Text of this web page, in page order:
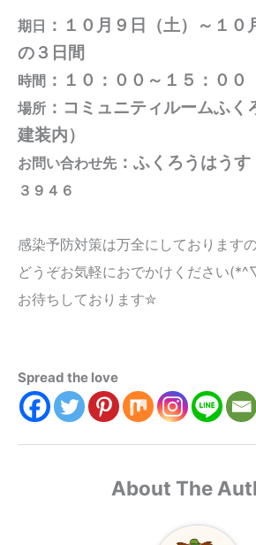
期日 ：１０月９日（土）～１０
の３日間
時間 ：１０：００～１５：００
場所 ：コミュニティルームふく
建装内）
お問い合わせ先 ：ふくろうはう
３９４６
感染予防対策は万全にしております
どうぞお気軽におでかけください
お待ちしております✮
Spread the love
About The